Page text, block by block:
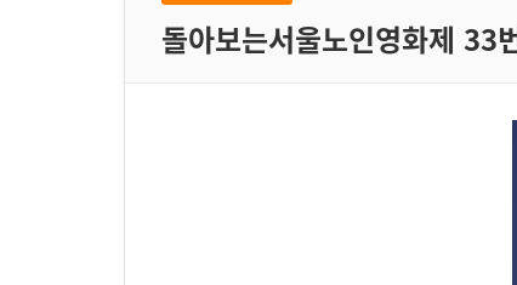
돌아보는서울노인영화제 33